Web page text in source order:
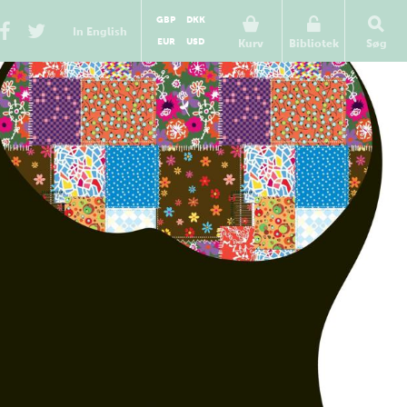
In English
Kurv
GBP
DKK
EUR
USD Bibliotek Søg